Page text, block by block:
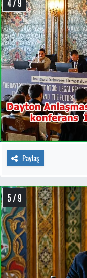
Paylaş
5 / 9